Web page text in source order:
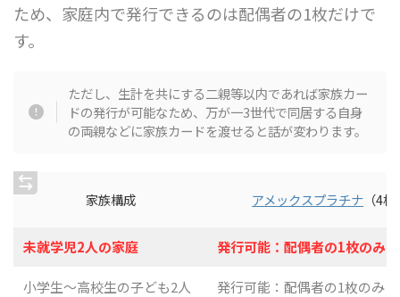
ため、家庭内で発行できるのは配偶者の1枚だけで
す。
ただし、生計を共にする二親等以内であれば家族カー
ドの発行が可能なため、万が一3世代で同居する自身
の両親などに家族カードを渡せると話が変わります。
家族構成 アメックスプラチナ （4
未就学児2人の家庭 発行可能：配偶者の1枚のみ
小学生〜高校生の子ども2人 発行可能：配偶者の1枚のみ